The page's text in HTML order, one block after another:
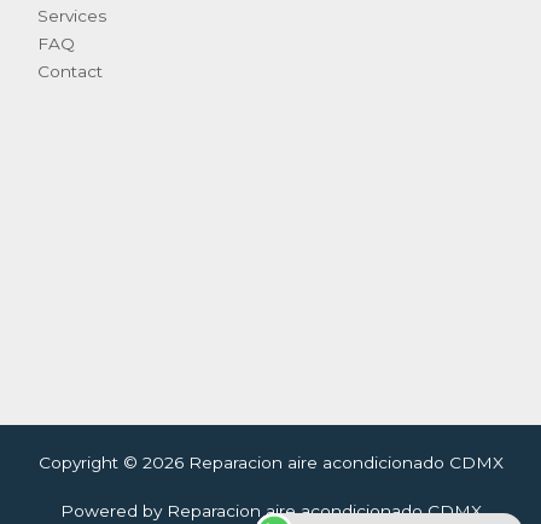
Services
FAQ
Contact
Copyright © 2026 Reparacion aire acondicionado CDMX
Powered by Reparacion aire acondicionado CDMX